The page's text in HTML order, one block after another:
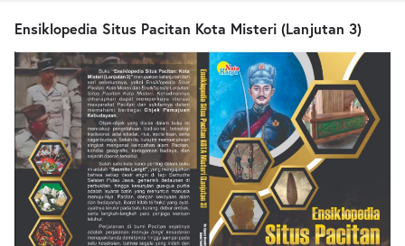
Ensiklopedia Situs Pacitan Kota Misteri (Lanjutan 3)